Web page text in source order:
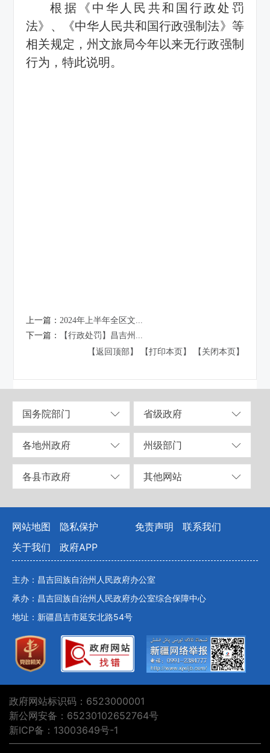
根据《中华人民共和国行政处罚
法》、《中华人民共和国行政强制法》等
相关规定，州文旅局今年以来无行政强制
行为，特此说明。
上一篇： 2024年上半年全区文...
下一篇：
【行政处罚】昌吉州...
【返回顶部】
【打印本页】 【关闭本页】
国务院部门 省级政府
各地州政府 州级部门
各县市政府 其他网站
网站地图 隐私保护 免责声明
联系我们
关于我们
政府APP
主办：昌吉回族自治州人民政府办公室
承办：昌吉回族自治州人民政府办公室综合保障中心
地址：新疆昌吉市延安北路54号
政府网站标识码：6523000001
新公网安备：65230102652764号
新ICP备：13003649号-1